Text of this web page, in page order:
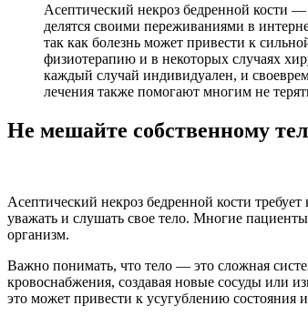
Асептический некроз бедренной кости
делятся своими переживаниями в
так как болезнь может привести к
физиотерапию и в некоторых случаях
каждый случай индивидуален, и
лечения также помогают многим не
Не мешайте собственному
Асептический некроз бедренной кости
уважать и слушать свое тело. Многие
организм.
Важно понимать, что тело — это сложная
кровоснабжения, создавая новые сосуды или
это может привести к усугублению состояния